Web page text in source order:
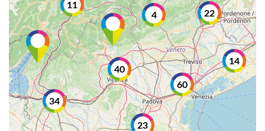
60
40
34
22
23
11
14
4